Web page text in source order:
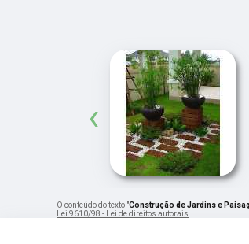
‹
O conteúdo do texto "Construção de Jardins e
Lei 9610/98 - Lei de direitos autorais.